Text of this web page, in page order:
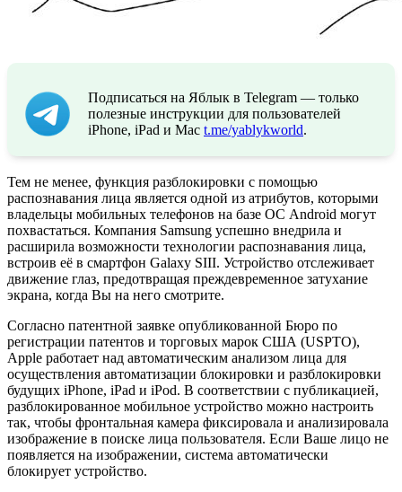
Подписаться на Яблык в Telegram — только
полезные инструкции для пользователей
iPhone, iPad и Mac t.me/yablykworld.
Тем не менее, функция разблокировки с помощью
распознавания лица является одной из атрибутов, которыми
владельцы мобильных телефонов на базе ОС Android могут
похвастаться. Компания Samsung успешно внедрила и
расширила возможности технологии распознавания лица,
встроив её в смартфон Galaxy SIII. Устройство отслеживает
движение глаз, предотвращая преждевременное затухание
экрана, когда Вы на него смотрите.
Согласно патентной заявке опубликованной Бюро по
регистрации патентов и торговых марок США (USPTO),
Apple работает над автоматическим анализом лица для
осуществления автоматизации блокировки и разблокировки
будущих iPhone, iPad и iPod. В соответствии с публикацией,
разблокированное мобильное устройство можно настроить
так, чтобы фронтальная камера фиксировала и анализировала
изображение в поиске лица пользователя. Если Ваше лицо не
появляется на изображении, система автоматически
блокирует устройство.